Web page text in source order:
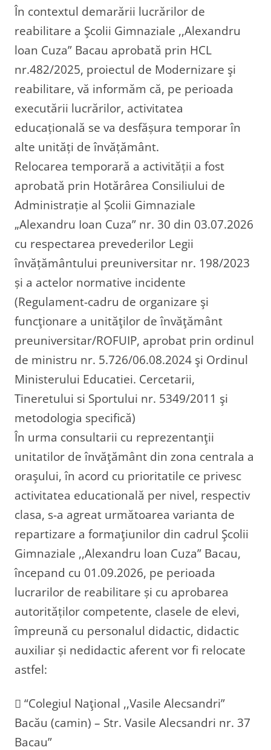
În contextul demarării lucrărilor de
reabilitare a Şcolii Gimnaziale ,,Alexandru
loan Cuza” Bacau aprobată prin HCL
nr.482/2025, proiectul de Modernizare şi
reabilitare, vă informăm că, pe perioada
executării lucrărilor, activitatea
educațională se va desfășura temporar în
alte unități de învățământ.
Relocarea temporară a activității a fost
aprobată prin Hotărârea Consiliului de
Administrație al Școlii Gimnaziale
„Alexandru Ioan Cuza” nr. 30 din 03.07.2026
cu respectarea prevederilor Legii
învățământului preuniversitar nr. 198/2023
și a actelor normative incidente
(Regulament-cadru de organizare şi
funcţionare a unităţilor de învăţământ
preuniversitar/ROFUIP, aprobat prin ordinul
de ministru nr. 5.726/06.08.2024 şi Ordinul
Ministerului Educatiei. Cercetarii,
Tineretului si Sportului nr. 5349/2011 şi
metodologia specifică)
În urma consultarii cu reprezentanţii
unitatilor de învăţământ din zona centrala a
oraşului, în acord cu prioritatile ce privesc
activitatea educatională per nivel, respectiv
clasa, s-a agreat următoarea varianta de
repartizare a formaţiunilor din cadrul Şcolii
Gimnaziale ,,Alexandru loan Cuza” Bacau,
începand cu 01.09.2026, pe perioada
lucrarilor de reabilitare și cu aprobarea
autorităților competente, clasele de elevi,
împreună cu personalul didactic, didactic
auxiliar și nedidactic aferent vor fi relocate
astfel:
 “Colegiul Naţional ,,Vasile Alecsandri”
Bacău (camin) – Str. Vasile Alecsandri nr. 37
Bacau”